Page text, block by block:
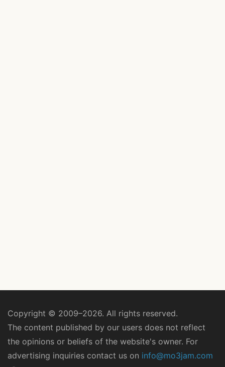
Copyright © 2009–2026. All rights reserved.
The content published by our users does not reflect
the opinions or beliefs of the website's owner. For
advertising inquiries contact us on info@mo3jam.com